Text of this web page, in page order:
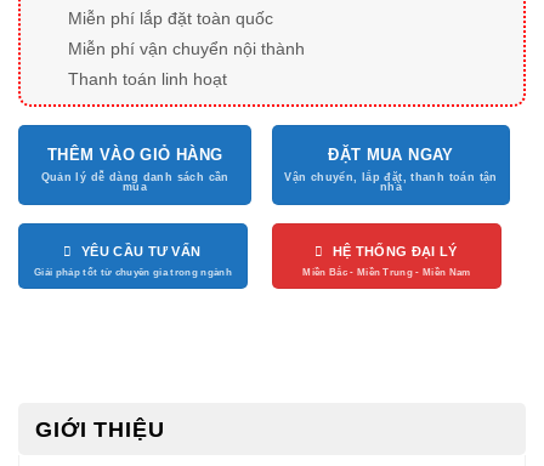
Miễn phí lắp đặt toàn quốc
Miễn phí vận chuyển nội thành
Thanh toán linh hoạt
THÊM VÀO GIỎ HÀNG ĐẶT MUA NGAY
YÊU CẦU TƯ VẤN HỆ THỐNG ĐẠI LÝ
GIỚI THIỆU